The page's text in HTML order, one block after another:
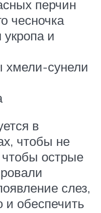
перчин
чесночка
и
хмели-сунели
в
чтобы не
острые
слез,
и обеспечить